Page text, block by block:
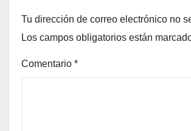
Tu dirección de correo electrónico no
Los campos obligatorios están
Comentario *